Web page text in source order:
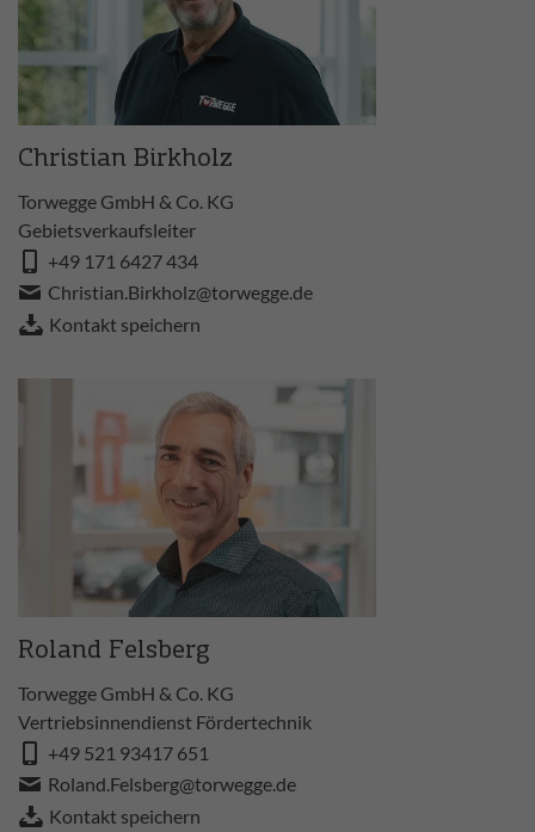
Christian Birkholz
Torwegge GmbH & Co. KG
Gebietsverkaufsleiter
+49 171 6427 434
Christian.Birkholz@torwegge.de
Kontakt speichern
Roland Felsberg
Torwegge GmbH & Co. KG
Vertriebsinnendienst Fördertechnik
+49 521 93417 651
Roland.Felsberg@torwegge.de
Kontakt speichern